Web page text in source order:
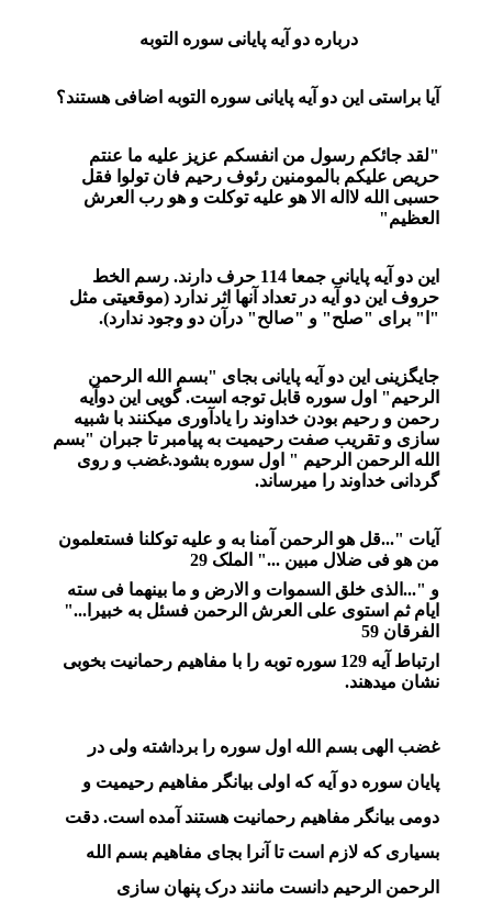
درباره دو آیه پایانی سوره التوبه
آیا براستی این دو آیه پایانی سوره التوبه اضافی هستند؟
"لقد جائکم رسول من انفسکم عزیز علیه ما عنتم
حریص علیکم بالمومنین رئوف رحیم فان تولوا فقل
حسبی الله لااله الا هو علیه توکلت و هو رب العرش
العظیم"
این دو آیه پایانی جمعا 114 حرف دارند. رسم الخط
حروف این دو آیه در تعداد آنها اثر ندارد (موقعیتی مثل
"ا" برای "صلح" و "صالح" درآن دو وجود ندارد).
جایگزینی این دو آیه پایانی بجای "بسم الله الرحمن
الرحیم" اول سوره قابل توجه است. گویی این دوآیه
رحمن و رحیم بودن خداوند را یادآوری میکنند با شبیه
سازی و تقریب صفت رحیمیت به پیامبر تا جبران "بسم
الله الرحمن الرحیم " اول سوره بشود.غضب و روی
گردانی خداوند را میرساند.
آیات "...قل هو الرحمن آمنا به و علیه توکلنا فستعلمون
من هو فی ضلال مبین ..." الملک 29
و "...الذی خلق السموات و الارض و ما بینهما فی سته
ایام ثم استوی علی العرش الرحمن فسئل به خبیرا..."
الفرقان 59
ارتباط آیه 129 سوره توبه را با مفاهیم رحمانیت بخوبی
نشان میدهند.
غضب الهی بسم الله اول سوره را برداشته ولی در
پایان سوره دو آیه که اولی بیانگر مفاهیم رحیمیت و
دومی بیانگر مفاهیم رحمانیت هستند آمده است. دقت
بسیاری که لازم است تا آنرا بجای مفاهیم بسم الله
الرحمن الرحیم دانست مانند درک پنهان سازی